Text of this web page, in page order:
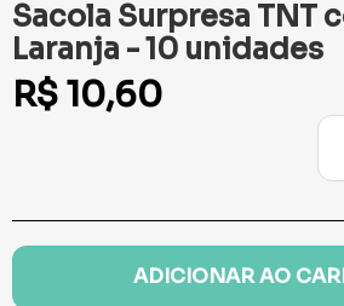
Sacola Surpresa TNT
Laranja - 10 unidades
R$ 10,60
ADICIONAR AO